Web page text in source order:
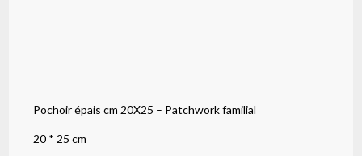
Pochoir épais cm 20X25 – Patchwork familial
20 * 25 cm